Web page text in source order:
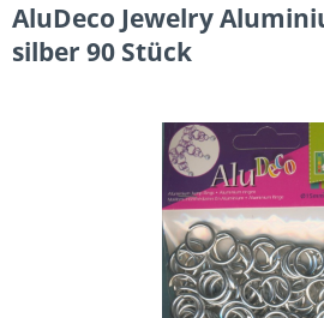
AluDeco Jewelry
silber 90 Stück